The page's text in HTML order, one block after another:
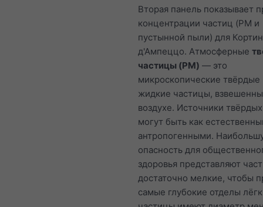
Вторая панель показывает
концентрации частиц (PM и
пустынной пыли) для
д'Ампеццо. Атмосферные
частицы (PM) — это
микроскопические твёрдые
жидкие частицы,
воздухе. Источники
могут быть как
антропогенными.
опасность для
здоровья представляют
достаточно мелкие, чтобы
самые глубокие отделы